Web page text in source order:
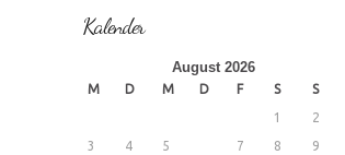
Kalender
August 2026
M D M D F S
S
1
2
3
4 5 7 8
9